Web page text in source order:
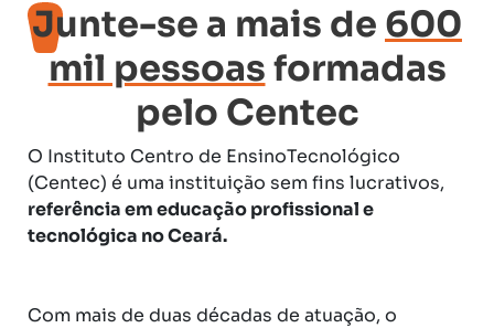
Junte-se a mais de 600
mil pessoas formadas
pelo Centec
O Instituto Centro de EnsinoTecnológico
(Centec) é uma instituição sem fins lucrativos,
referência em educação profissional e
tecnológica no Ceará.
Com mais de duas décadas de atuação, o